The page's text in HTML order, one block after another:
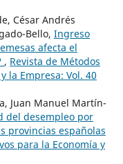
César Andrés
Bello, Ingreso
afecta el
, Revista de Métodos
la Empresa: Vol. 40
Juan Manuel Martín-
del desempleo por
provincias españolas
para la Economía y